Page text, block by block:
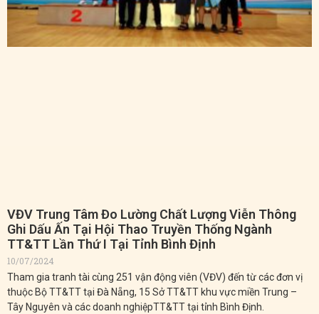
VĐV Trung Tâm Đo Lường Chất Lượng Viễn Thông
Ghi Dấu Ấn Tại Hội Thao Truyền Thống Ngành
TT&TT Lần Thứ I Tại Tỉnh Bình Định​
10/07/2024
Tham gia tranh tài cùng 251 vận động viên (VĐV) đến từ các đơn vị
thuộc Bộ TT&TT tại Đà Nẵng, 15 Sở TT&TT khu vực miền Trung –
Tây Nguyên và các doanh nghiệpTT&TT tại tỉnh Bình Định.